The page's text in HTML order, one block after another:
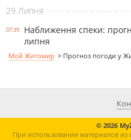
29 Липня
07:39
Наближення спеки:
липня
Мой Житомир > Прогноз погоди у
© 2026
При использовании материалов из